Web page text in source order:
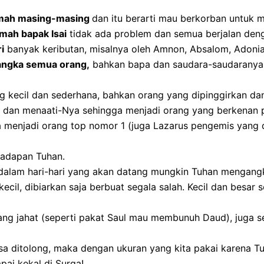
masing-masing dan itu berarti mau berkorban untuk
bapak Isai tidak ada problem dan semua berjalan
banyak keributan, misalnya oleh Amnon, Absalom,
semua orang, bahkan bapa dan saudara-
kecil dan sederhana, bahkan orang yang dipinggirkan
menaati-Nya sehingga menjadi orang yang
orang top nomor 1 (juga Lazarus pengemis
Tuhan.
hari-hari yang akan datang mungkin Tuhan
dibiarkan saja berbuat segala salah. Kecil dan besar
jahat (seperti pakat Saul mau membunuh Daud), juga
ditolong, maka dengan ukuran yang kita pakai karena